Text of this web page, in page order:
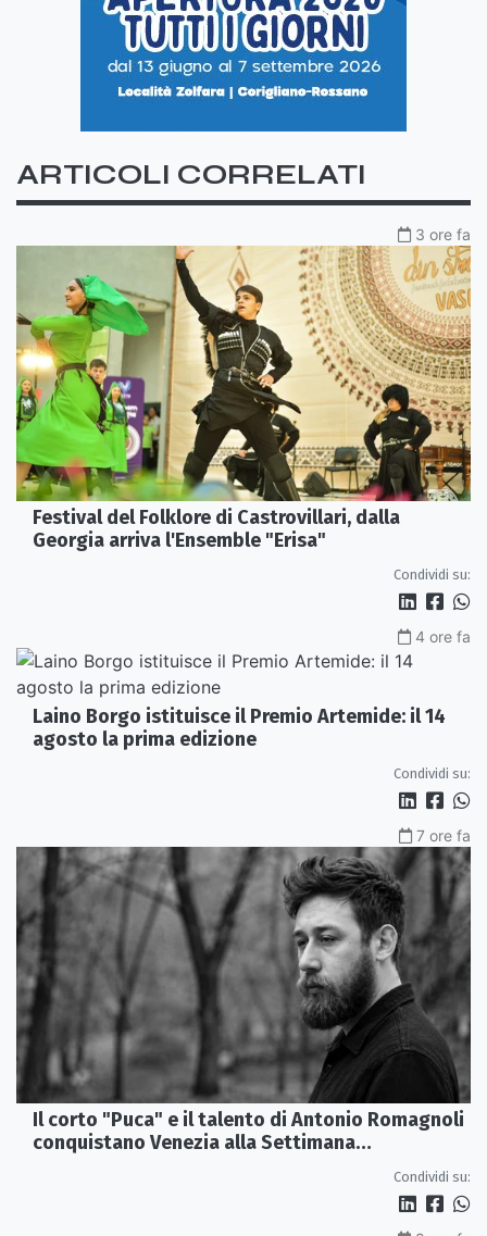
ARTICOLI CORRELATI
3 ore fa
Festival del Folklore di Castrovillari, dalla
Georgia arriva l'Ensemble "Erisa"
Condividi su:
4 ore fa
Laino Borgo istituisce il Premio Artemide: il 14
agosto la prima edizione
Condividi su:
7 ore fa
Il corto "Puca" e il talento di Antonio Romagnoli
conquistano Venezia alla Settimana
Condividi su: